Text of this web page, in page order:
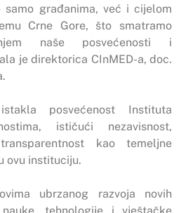
samo građanima, već i cijelom
Crne Gore, što smatramo
naše posvećenosti i
je direktorica CInMED-a, doc.
posvećenost Instituta
ističući nezavisnost,
kao temeljne
ovu instituciju.
ubrzanog razvoja novih